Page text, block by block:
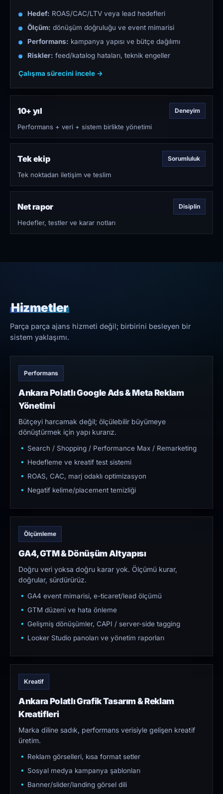
Hedef: ROAS/CAC/LTV veya lead hedefleri
Ölçüm: dönüşüm doğruluğu ve event mimarisi
Performans: kampanya yapısı ve bütçe dağılımı
Riskler: feed/katalog hataları, teknik engeller
Çalışma sürecini incele →
10+ yıl Deneyim
Performans + veri + sistem birlikte yönetimi
Tek ekip Sorumluluk
Tek noktadan iletişim ve teslim
Net rapor Disiplin
Hedefler, testler ve karar notları
Hizmetler
Parça parça ajans hizmeti değil; birbirini besleyen bir
sistem yaklaşımı.
Performans
Ankara Polatlı Google Ads & Meta Reklam
Yönetimi
Bütçeyi harcamak değil; ölçülebilir büyümeye
dönüştürmek için yapı kurarız.
Search / Shopping / Performance Max / Remarketing
Hedefleme ve kreatif test sistemi
ROAS, CAC, marj odaklı optimizasyon
Negatif kelime/placement temizliği
Ölçümleme
GA4, GTM & Dönüşüm Altyapısı
Doğru veri yoksa doğru karar yok. Ölçümü kurar,
doğrular, sürdürürüz.
GA4 event mimarisi, e-ticaret/lead ölçümü
GTM düzeni ve hata önleme
Gelişmiş dönüşümler, CAPI / server-side tagging
Looker Studio panoları ve yönetim raporları
Kreatif
Ankara Polatlı Grafik Tasarım & Reklam
Kreatifleri
Marka diline sadık, performans verisiyle gelişen kreatif
üretim.
Reklam görselleri, kısa format setler
Sosyal medya kampanya şablonları
Banner/slider/landing görsel dili